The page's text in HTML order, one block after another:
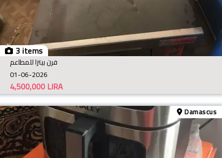
3 items
فرن بيتزا للمطاعم
01-06-2026
LIRA
4,500,000
Damascus